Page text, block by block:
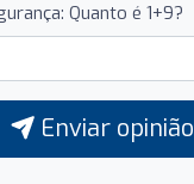
Quanto é 1+9?
Enviar opinião